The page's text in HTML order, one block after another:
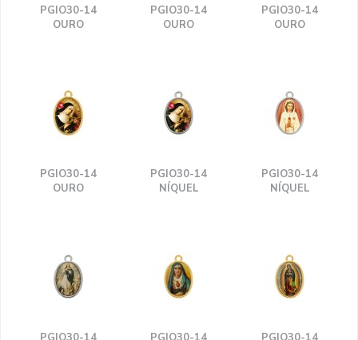
PGIO30-14
OURO
PGIO30-14
OURO
PGIO30-14
OURO
PGIO30-14
OURO
PGIO30-14
NÍQUEL
PGIO30-14
NÍQUEL